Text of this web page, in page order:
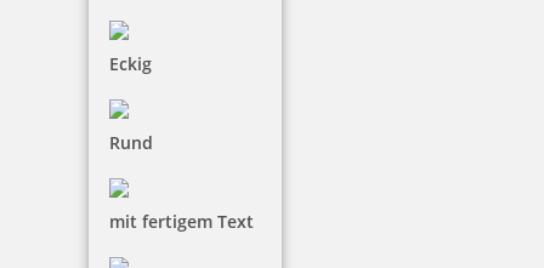
Eckig
Rund
mit fertigem Text
78 Artikel in der Kategorie